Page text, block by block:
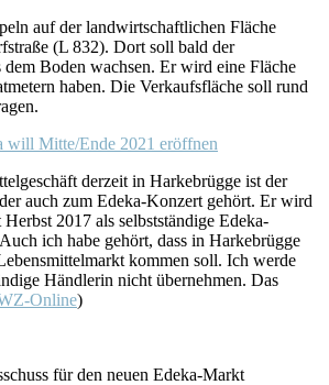
auf der landwirtschaftlichen Fläche
(L 832). Dort soll bald der
dem Boden wachsen. Er wird eine Fläche
haben. Die Verkaufsfläche soll rund
will Mitte/Ende 2021 eröffnen
derzeit in Harkebrügge ist der
auch zum Edeka-Konzert gehört. Er wird
2017 als selbstständige Edeka-
ich habe gehört, dass in Harkebrügge
kommen soll. Ich werde
Händlerin nicht übernehmen. Das
Online)
für den neuen Edeka-Markt